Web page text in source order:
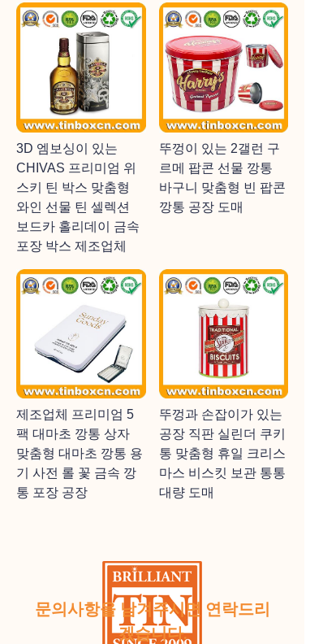
3D 엠보싱이 있는
CHIVAS 프리미엄 위
스키 틴 박스 맞춤형
와인 선물 틴 셀렉션
보드카 홀리데이 금속
포장 박스 제조업체
뚜껑이 있는 2갤런 구
르메 팝콘 선물 깡통
바구니 맞춤형 빈 팝콘
깡통 공장 도매
제조업체 프리미엄 5
팩 대마초 깡통 상자
맞춤형 대마초 깡통 용
기 사전 롤 꽃 금속 깡
통 포장 공장
뚜껑과 손잡이가 있는
공장 직판 실린더 쿠키
통 맞춤형 휴일 크리스
마스 비스킷 보관 통통
대량 도매
문의사항을 남겨주시면 연락드리
겠습니다.